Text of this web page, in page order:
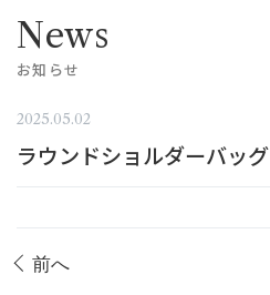
News
お知らせ
2025.05.02
ラウンドショルダーバッグ
前へ